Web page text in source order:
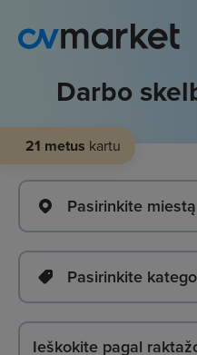
Darbo
21 metus kartu
Pasirinkite miestą
Pasirinkite